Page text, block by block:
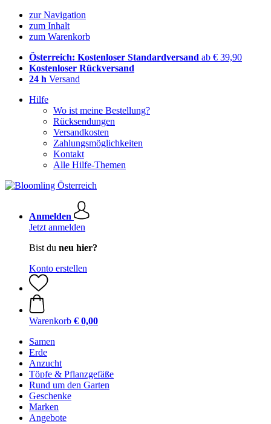
zur Navigation
zum Inhalt
zum Warenkorb
Österreich: Kostenloser Standardversand ab € 39,90
Kostenloser Rückversand
24 h Versand
Hilfe
Wo ist meine Bestellung?
Rücksendungen
Versandkosten
Zahlungsmöglichkeiten
Kontakt
Alle Hilfe-Themen
Anmelden
Jetzt anmelden
Bist du neu hier?
Konto erstellen
Warenkorb € 0,00
Samen
Erde
Anzucht
Töpfe & Pflanzgefäße
Rund um den Garten
Geschenke
Marken
Angebote